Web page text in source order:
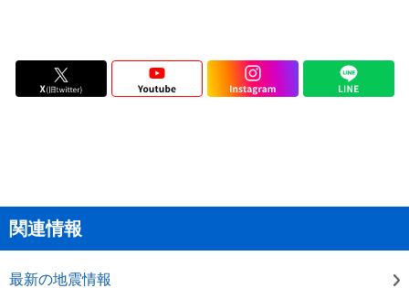
関連情報
最新の地震情報